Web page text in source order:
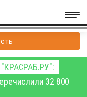
32 800